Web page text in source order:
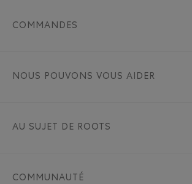
COMMANDES
NOUS POUVONS VOUS AIDER
AU SUJET DE ROOTS
COMMUNAUTÉ